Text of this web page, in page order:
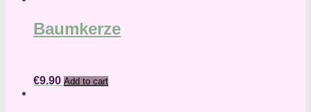
Baumkerze
€9.90 Add to cart